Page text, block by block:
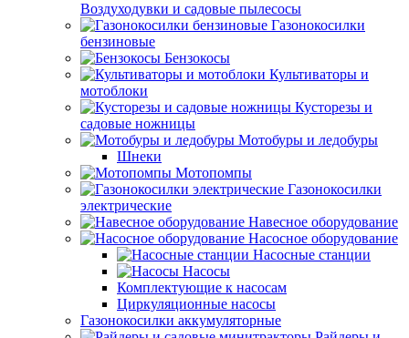
Воздуходувки и садовые пылесосы
Газонокосилки
бензиновые
Бензокосы
Культиваторы и
мотоблоки
Кусторезы и
садовые ножницы
Мотобуры и ледобуры
Шнеки
Мотопомпы
Газонокосилки
электрические
Навесное оборудование
Насосное оборудование
Насосные станции
Насосы
Комплектующие к насосам
Циркуляционные насосы
Газонокосилки аккумуляторные